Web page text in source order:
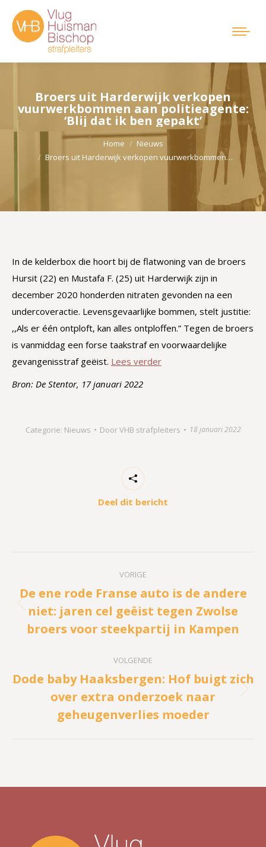
Broers uit Harderwijk verkopen
vuurwerkbommen aan politieagente:
‘Blij dat ik ben gepakt’
Je bent hier:
Home
Nieuws
Broers uit Harderwijk verkopen vuurwerkbommen…
In de kelderbox die hoort bij de flatwoning van de broers
Hursit (22) en Mustafa F. (25) uit Harderwijk zijn in
december 2020 honderden nitraten gevonden na een
undercoveractie. Levensgevaarlijke bommen, stelt justitie:
,,Als er één ontploft, kan alles ontploffen.” Tegen de broers
is vanmiddag een forse taakstraf en voorwaardelijke
gevangenisstraf geëist. Lees verder
Bron: De Stentor, 17 januari 2022
Categorie: Nieuws DoorVHB strafpleiters 18 januari 2022
Deel dit bericht
VORIGE
Vorig
bericht
De ene rode Franse auto is de andere
niet: jaren cel geëist tegen Zwolse
broers voor steekpartij in Kampen
VOLGENDE
Volgend
bericht
Dode baby Haaksbergen: Hof buigt zich
over extra onderzoek naar
geheugenverlies moeder